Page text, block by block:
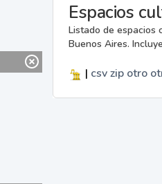
Espacios
Listado de espacios
Buenos Aires.
| csvzip otro